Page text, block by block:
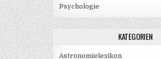
Psychologie
KATEGORIEN
Astronomielexikon